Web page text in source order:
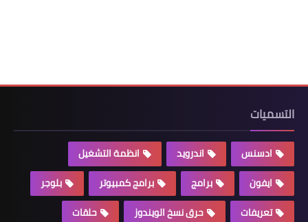
التسميات
ادسنس اندرويد
انظمة التشغيل
ايفون
برامج برامج كمبيوتر
بلوجر
تعريفات
حرق نسخ الويندوز
حلقات